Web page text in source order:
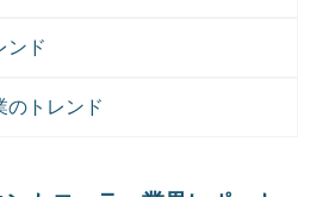
ンド
のトレンド